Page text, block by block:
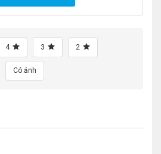
4 3 2
Có ảnh